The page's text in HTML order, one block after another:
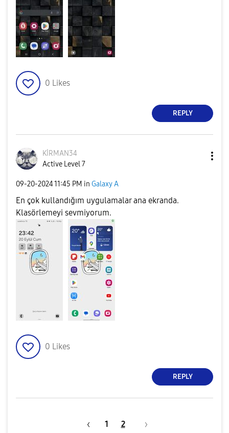
0 Likes
REPLY
KİRMAN34
Active Level 7
‎09-20-202411:45 PM in Galaxy A
En çok kullandığım uygulamalar ana ekranda.
Klasörlemeyi sevmiyorum.
0 Likes
REPLY
1 2